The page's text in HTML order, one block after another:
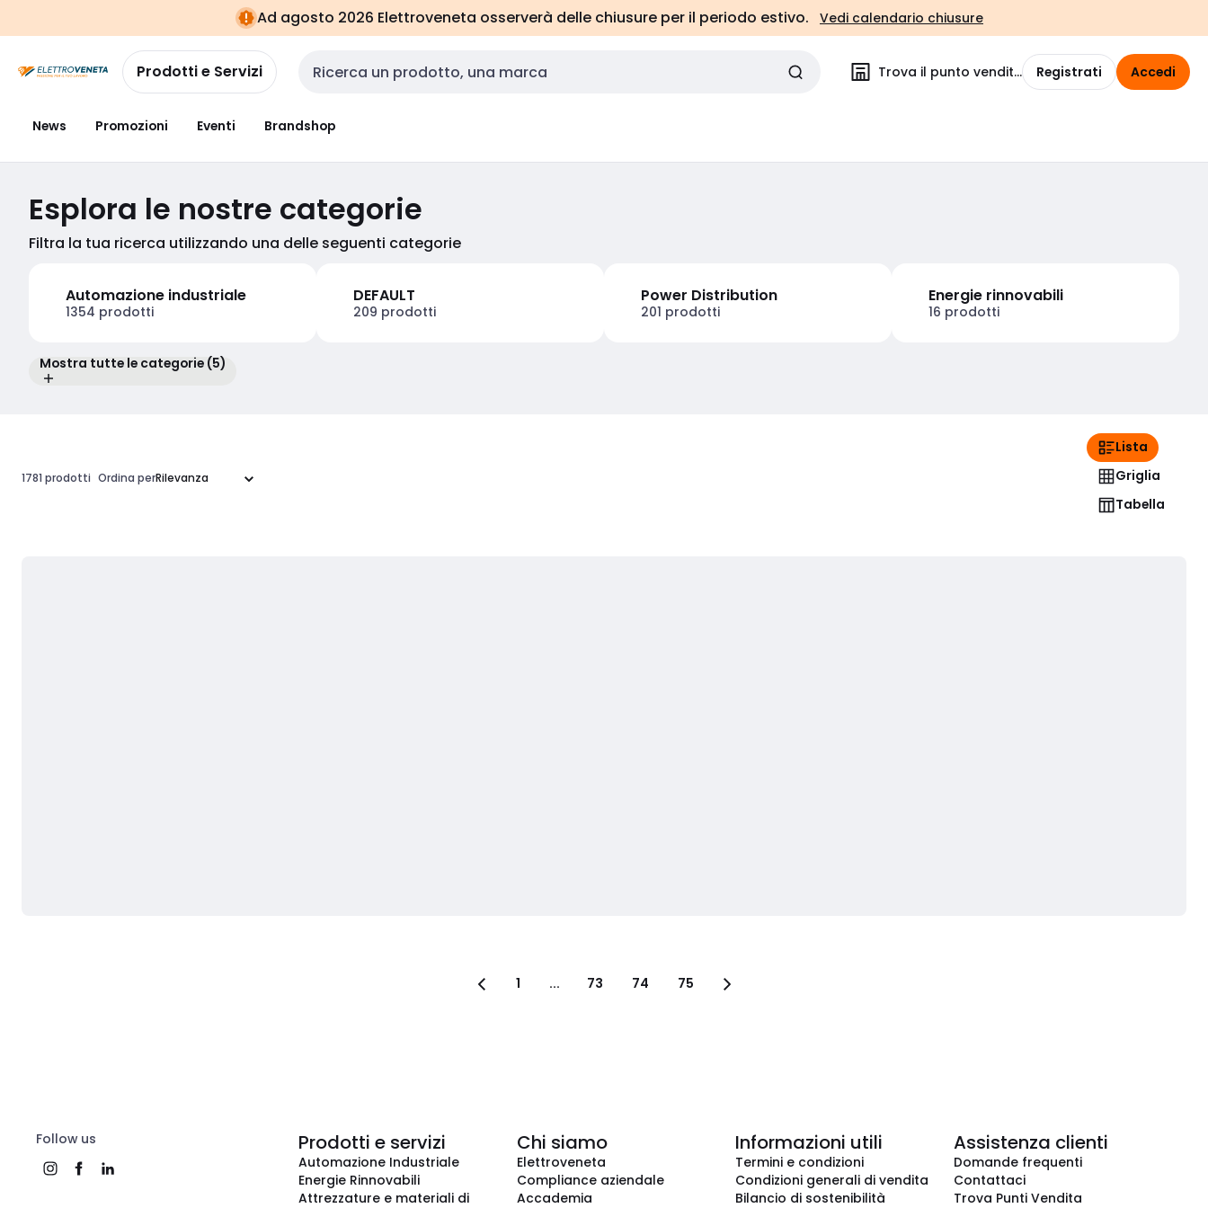
navigazionealla
pagina
Ad agosto 2026 Elettroveneta osserverà delle chiusure per il periodo estivo. Vedi calendario chiusure
Prodotti e Servizi Cerca input Trova il punto vendita Registrati Accedi
News Promozioni Eventi Brandshop
Esplora le nostre categorie
Filtra la tua ricerca utilizzando una delle seguenti categorie
Automazione industriale
1354 prodotti
DEFAULT
209 prodotti
Power Distribution
201 prodotti
Energie rinnovabili
16 prodotti
Mostra tutte le categorie (5)
1781 prodotti Ordina per
Lista
Griglia
Tabella
1 ... 73 74 75
Follow us Prodotti e servizi
Automazione Industriale
Energie Rinnovabili
Attrezzature e materiali di
Chi siamo
Elettroveneta
Compliance aziendale
Accademia
Informazioni utili
Termini e condizioni
Condizioni generali di vendita
Bilancio di sostenibilità
Assistenza clienti
Domande frequenti
Contattaci
Trova Punti Vendita